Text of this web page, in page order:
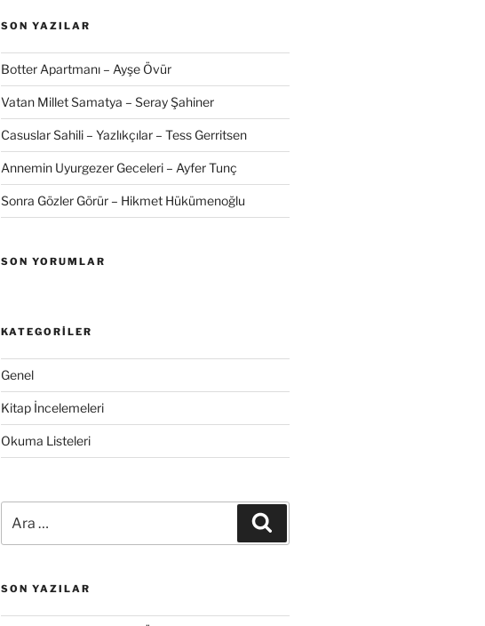
SON YAZILAR
Botter Apartmanı – Ayşe Övür
Vatan Millet Samatya – Seray Şahiner
Casuslar Sahili – Yazlıkçılar – Tess Gerritsen
Annemin Uyurgezer Geceleri – Ayfer Tunç
Sonra Gözler Görür – Hikmet Hükümenoğlu
SON YORUMLAR
KATEGORILER
Genel
Kitap İncelemeleri
Okuma Listeleri
SON YAZILAR